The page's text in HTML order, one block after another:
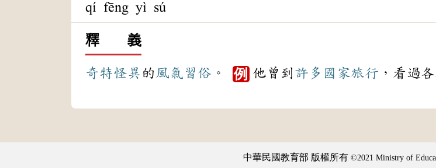
qí fēng yì sú
釋 義
奇特怪異 的 風氣 習俗 。 例 他曾到 許多 國家旅行 ，看過
中華民國教育部 版權所有 ©2021 Ministry of